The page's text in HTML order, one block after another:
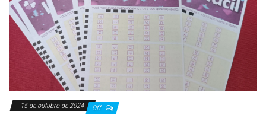
15 de outubro de 2024 Off